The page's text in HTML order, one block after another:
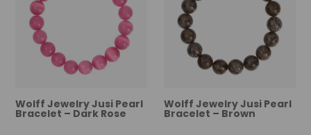
Wolff Jewelry Jusi Pearl
Bracelet – Dark Rose
Wolff Jewelry Jusi Pearl
Bracelet – Brown